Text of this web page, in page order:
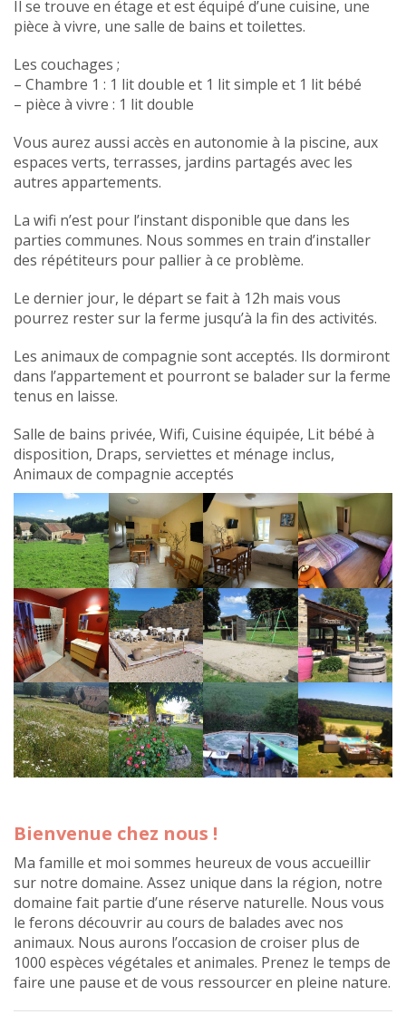
Il se trouve en étage et est équipé d’une cuisine, une
pièce à vivre, une salle de bains et toilettes.
Les couchages ;
– Chambre 1 : 1 lit double et 1 lit simple et 1 lit bébé
– pièce à vivre : 1 lit double
Vous aurez aussi accès en autonomie à la piscine, aux
espaces verts, terrasses, jardins partagés avec les
autres appartements.
La wifi n’est pour l’instant disponible que dans les
parties communes. Nous sommes en train d’installer
des répétiteurs pour pallier à ce problème.
Le dernier jour, le départ se fait à 12h mais vous
pourrez rester sur la ferme jusqu’à la fin des activités.
Les animaux de compagnie sont acceptés. Ils dormiront
dans l’appartement et pourront se balader sur la ferme
tenus en laisse.
Salle de bains privée, Wifi, Cuisine équipée, Lit bébé à
disposition, Draps, serviettes et ménage inclus,
Animaux de compagnie acceptés
Bienvenue chez nous !
Ma famille et moi sommes heureux de vous accueillir
sur notre domaine. Assez unique dans la région, notre
domaine fait partie d’une réserve naturelle. Nous vous
le ferons découvrir au cours de balades avec nos
animaux. Nous aurons l’occasion de croiser plus de
1000 espèces végétales et animales. Prenez le temps de
faire une pause et de vous ressourcer en pleine nature.